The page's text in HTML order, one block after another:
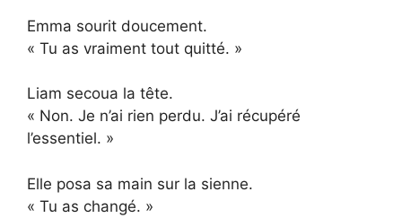
Emma sourit doucement.
« Tu as vraiment tout quitté. »
Liam secoua la tête.
« Non. Je n’ai rien perdu. J’ai récupéré
l’essentiel. »
Elle posa sa main sur la sienne.
« Tu as changé. »